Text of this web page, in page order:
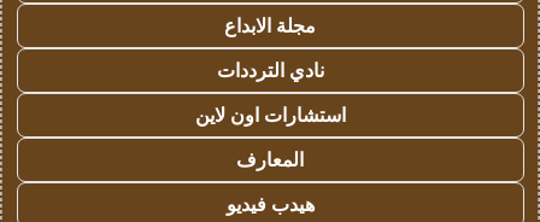
مجلة الابداع
نادي الترددات
استشارات اون لاين
المعارف
هيدب فيديو